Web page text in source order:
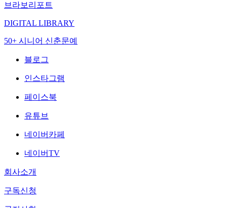
브라보리포트
DIGITAL LIBRARY
50+ 시니어 신춘문예
블로그
인스타그램
페이스북
유튜브
네이버카페
네이버TV
회사소개
구독신청